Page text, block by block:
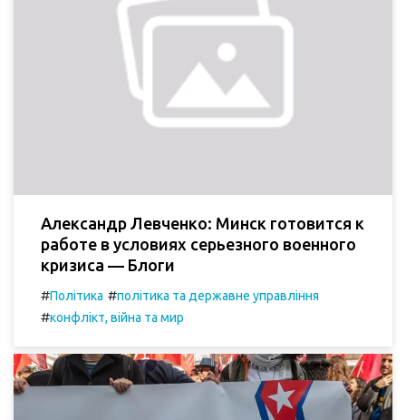
Александр Левченко: Минск готовится к
работе в условиях серьезного военного
кризиса — Блоги
#Політика #політика та державне управління
#конфлікт, війна та мир